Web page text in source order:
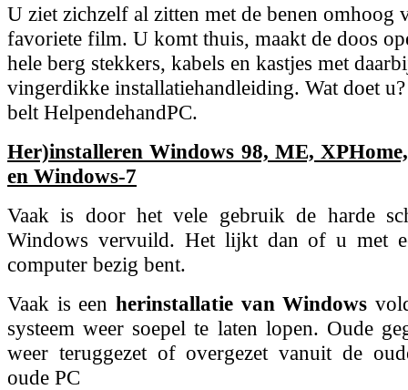
U ziet zichzelf al zitten met de benen omhoog
favoriete film. U komt thuis, maakt de doos
hele berg stekkers, kabels en kastjes met
vingerdikke installatiehandleiding. Wat doet
belt HelpendehandPC.
Her)installeren Windows 98, ME,
en Windows-7
Vaak is door het vele gebruik de harde
Windows vervuild. Het lijkt dan of u met
computer bezig bent.
Vaak is een herinstallatie van Windows
systeem weer soepel te laten lopen. Oude
weer teruggezet of overgezet vanuit de
oude PC